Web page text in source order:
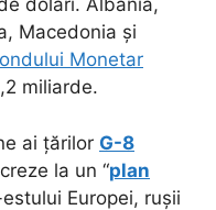
dolari. Albania,
Macedonia și
Monetar
miliarde.
ai țărilor G-8
la un “plan
Europei, rușii